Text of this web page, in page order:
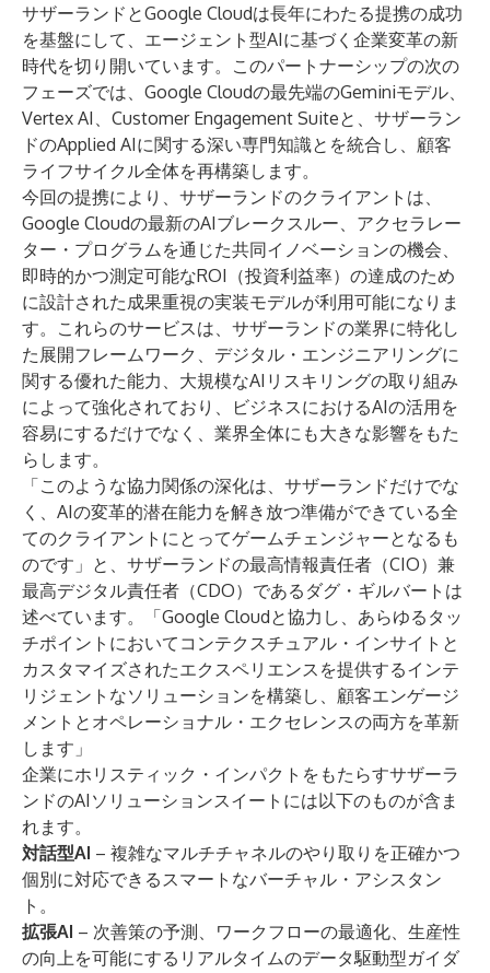
サザーランドとGoogle Cloudは長年にわたる提携の成功
を基盤にして、エージェント型AIに基づく企業変革の新
時代を切り開いています。このパートナーシップの次の
フェーズでは、Google Cloudの最先端のGeminiモデル、
Vertex AI、Customer Engagement Suiteと、 サザーラン
ドのApplied AIに関する深い専門知識とを統合し、顧客
ライフサイクル全体を再構築します。
今回の提携により、サザーランドのクライアントは、
Google Cloudの最新のAIブレークスルー、アクセラレー
ター・プログラムを通じた共同イノベーションの機会、
即時的かつ測定可能なROI（投資利益率）の達成のため
に設計された成果重視の実装モデルが利用可能になりま
す。これらのサービスは、サザーランドの業界に特化し
た展開フレームワーク、デジタル・エンジニアリングに
関する優れた能力、大規模なAIリスキリングの取り組み
によって強化されており、ビジネスにおけるAIの活用を
容易にするだけでなく、業界全体にも大きな影響をもた
らします。
「このような協力関係の深化は、サザーランドだけでな
く、AIの変革的潜在能力を解き放つ準備ができている全
てのクライアントにとってゲームチェンジャーとなるも
のです」と、サザーランドの最高情報責任者（CIO）兼
最高デジタル責任者（CDO）であるダグ・ギルバートは
述べています。「Google Cloudと協力し、あらゆるタッ
チポイントにおいてコンテクスチュアル・インサイトと
カスタマイズされたエクスペリエンスを提供するインテ
リジェントなソリューションを構築し、顧客エンゲージ
メントとオペレーショナル・エクセレンスの両方を革新
します」
企業にホリスティック・インパクトをもたらすサザーラ
ンドのAIソリューションスイートには以下のものが含ま
れます。
対話型AI – 複雑なマルチチャネルのやり取りを正確かつ
個別に対応できるスマートなバーチャル・アシスタン
ト。
拡張AI – 次善策の予測、ワークフローの最適化、生産性
の向上を可能にするリアルタイムのデータ駆動型ガイダ